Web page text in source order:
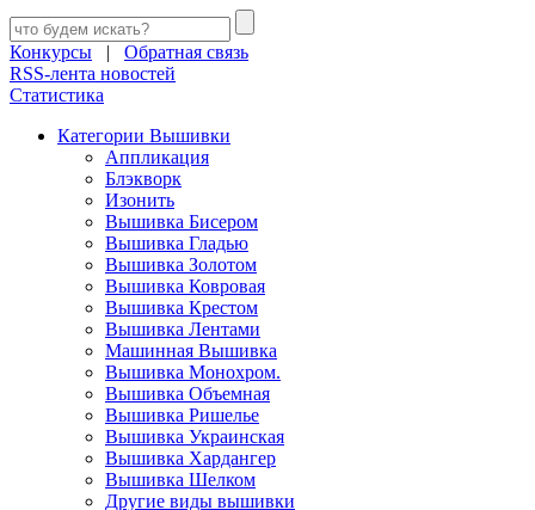
Конкурсы | Обратная связь
RSS-лента новостей
Статистика
Категории Вышивки
Аппликация
Блэкворк
Изонить
Вышивка Бисером
Вышивка Гладью
Вышивка Золотом
Вышивка Ковровая
Вышивка Крестом
Вышивка Лентами
Машинная Вышивка
Вышивка Монохром.
Вышивка Объемная
Вышивка Ришелье
Вышивка Украинская
Вышивка Хардангер
Вышивка Шелком
Другие виды вышивки